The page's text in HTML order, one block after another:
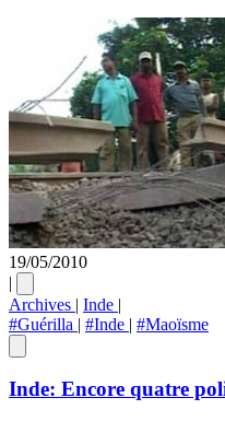
19/05/2010
|
Archives | Inde |
#Guérilla | #Inde | #Maoïsme
Inde: Encore quatre